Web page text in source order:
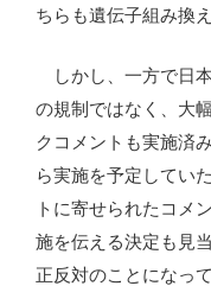
ちらも遺伝子組み換
しかし、一方で日
の規制ではなく、大
クコメントも実施済
ら実施を予定してい
トに寄せられたコメ
施を伝える決定も見
正反対のことになっ